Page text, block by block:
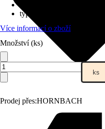
Prodej přes:HORNBACH
Odolnost vůči
typ nátěru
Více informací o zboží
Množství (ks)
ks